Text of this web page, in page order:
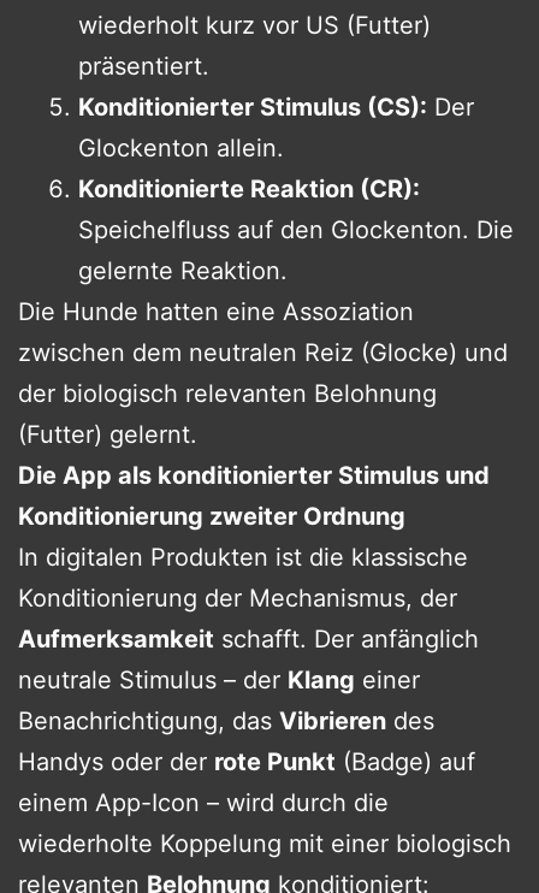
wiederholt kurz vor US (Futter)
präsentiert.
Konditionierter Stimulus (CS): Der
Glockenton allein.
Konditionierte Reaktion (CR):
Speichelfluss auf den Glockenton. Die
gelernte Reaktion.
Die Hunde hatten eine Assoziation
zwischen dem neutralen Reiz (Glocke) und
der biologisch relevanten Belohnung
(Futter) gelernt.
Die App als konditionierter Stimulus und
Konditionierung zweiter Ordnung
In digitalen Produkten ist die klassische
Konditionierung der Mechanismus, der
Aufmerksamkeit schafft. Der anfänglich
neutrale Stimulus – der Klang einer
Benachrichtigung, das Vibrieren des
Handys oder der rote Punkt (Badge) auf
einem App-Icon – wird durch die
wiederholte Koppelung mit einer biologisch
relevanten Belohnung konditioniert: